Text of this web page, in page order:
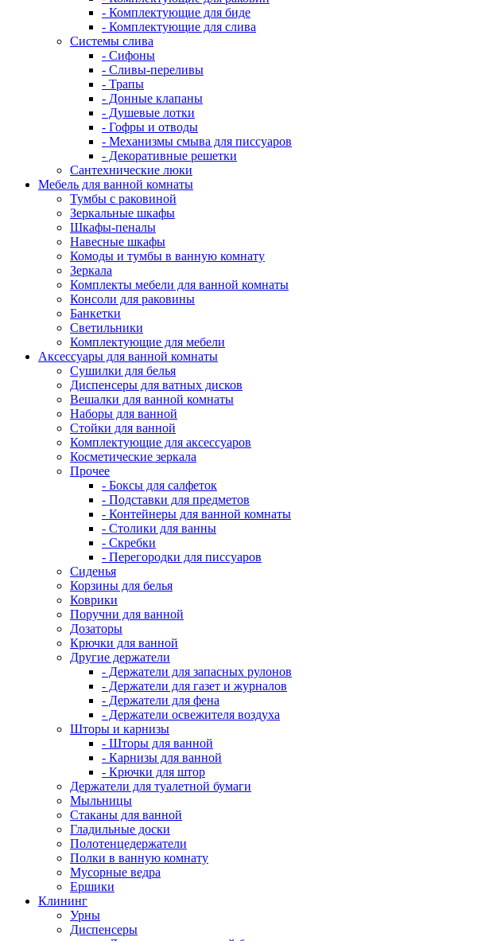
- Комплектующие для биде
- Комплектующие для слива
Системы слива
- Сифоны
- Сливы-переливы
- Трапы
- Донные клапаны
- Душевые лотки
- Гофры и отводы
- Механизмы смыва для писсуаров
- Декоративные решетки
Сантехнические люки
Мебель для ванной комнаты
Тумбы с раковиной
Зеркальные шкафы
Шкафы-пеналы
Навесные шкафы
Комоды и тумбы в ванную комнату
Зеркала
Комплекты мебели для ванной комнаты
Консоли для раковины
Банкетки
Светильники
Комплектующие для мебели
Аксессуары для ванной комнаты
Сушилки для белья
Диспенсеры для ватных дисков
Вешалки для ванной комнаты
Наборы для ванной
Стойки для ванной
Комплектующие для аксессуаров
Косметические зеркала
Прочее
- Боксы для салфеток
- Подставки для предметов
- Контейнеры для ванной комнаты
- Столики для ванны
- Скребки
- Перегородки для писсуаров
Сиденья
Корзины для белья
Коврики
Поручни для ванной
Дозаторы
Крючки для ванной
Другие держатели
- Держатели для запасных рулонов
- Держатели для газет и журналов
- Держатели для фена
- Держатели освежителя воздуха
Шторы и карнизы
- Шторы для ванной
- Карнизы для ванной
- Крючки для штор
Держатели для туалетной бумаги
Мыльницы
Стаканы для ванной
Гладильные доски
Полотенцедержатели
Полки в ванную комнату
Мусорные ведра
Ершики
Клининг
Урны
Диспенсеры